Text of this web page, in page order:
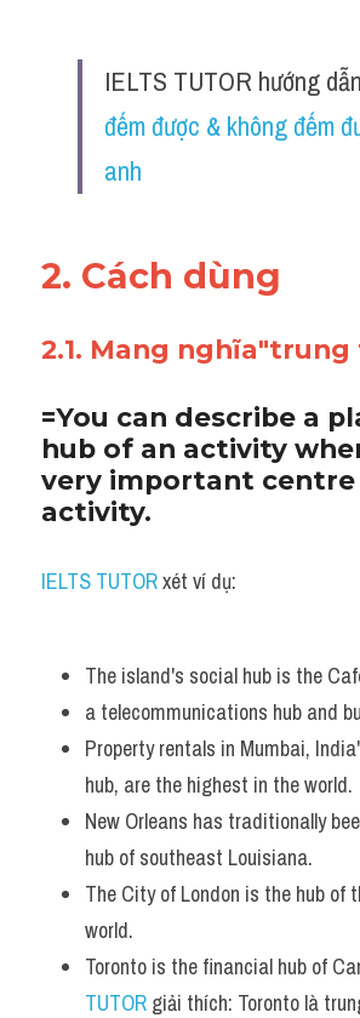
IELTS TUTOR hướng dẫn
đếm được & không đếm
anh
2. Cách dùng
2.1. Mang nghĩa"trung
=You can describe a
hub of an activity
very important
activity.
IELTS TUTOR xét ví dụ:
The island's social hub is the
a telecommunications hub and
Property rentals in Mumbai,
hub, are the highest in the world.
New Orleans has traditionally
hub of southeast Louisiana.
The City of London is the hub of
world.
Toronto is the financial hub of
TUTOR giải thích: Toronto là